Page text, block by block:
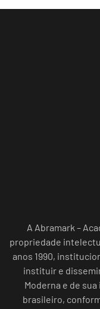
A Abramark –
propriedade
anos 1990,
instituir e
Moderna e de
brasileiro,